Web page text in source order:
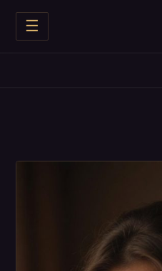
☰